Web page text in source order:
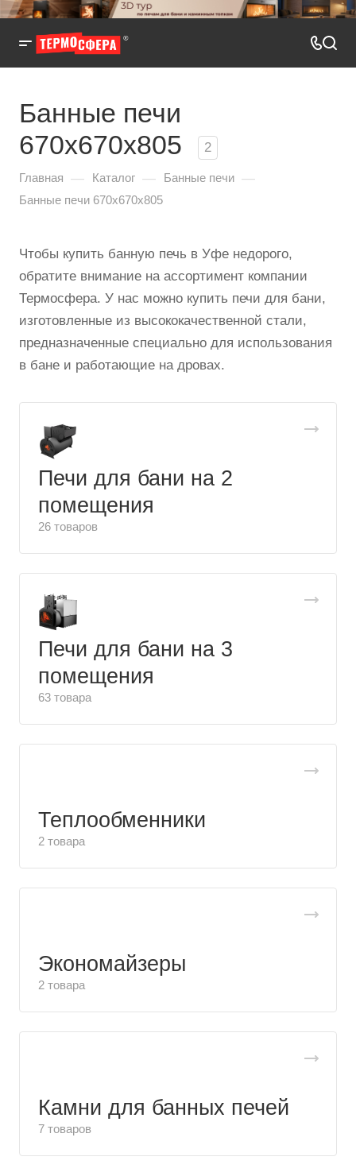
Банные печи
670x670x805
2
Главная — Каталог — Банные печи —
Банные печи 670x670x805
Чтобы купить банную печь в Уфе недорого,
обратите внимание на ассортимент компании
Термосфера. У нас можно купить печи для бани,
изготовленные из высококачественной стали,
предназначенные специально для использования
в бане и работающие на дровах.
Печи для бани на 2
помещения
26 товаров
Печи для бани на 3
помещения
63 товара
Теплообменники
2 товара
Экономайзеры
2 товара
Камни для банных печей
7 товаров